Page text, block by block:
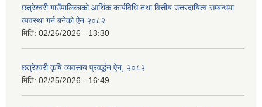
छत्रेश्वरी गाउँपालिकाको आर्थिक कार्यविधि तथा वित्तीय उत्तरदायित्व सम्बन्धमा
व्यवस्था गर्न बनेको ऐन २०८२
मिति: 02/26/2026 - 13:30
छत्रेश्‍वरी कृषि व्यवसाय प्रवर्द्धन ऐन, २०८२
मिति: 02/25/2026 - 16:49